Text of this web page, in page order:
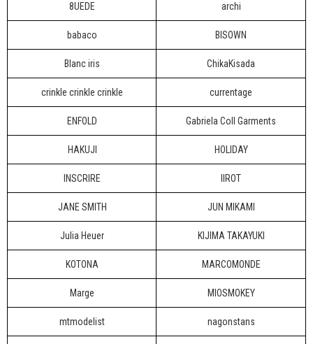
8UEDE archi
babaco BISOWN
Blanc iris ChikaKisada
crinkle crinkle crinkle currentage
ENFOLD Gabriela Coll Garments
HAKUJI HOLIDAY
INSCRIRE IIROT
JANE SMITH JUN MIKAMI
Julia Heuer KIJIMA TAKAYUKI
KOTONA MARCOMONDE
Marge MIOSMOKEY
mtmodelist nagonstans